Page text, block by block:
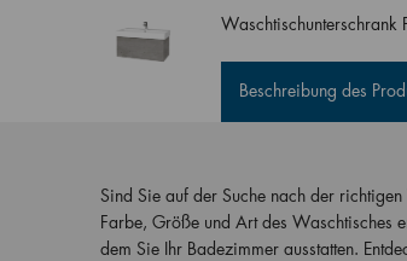
Waschtischunterschrank
Beschreibung des
Sind Sie auf der Suche nach der
Farbe, Größe und Art des Waschtisches
dem Sie Ihr Badezimmer ausstatten.